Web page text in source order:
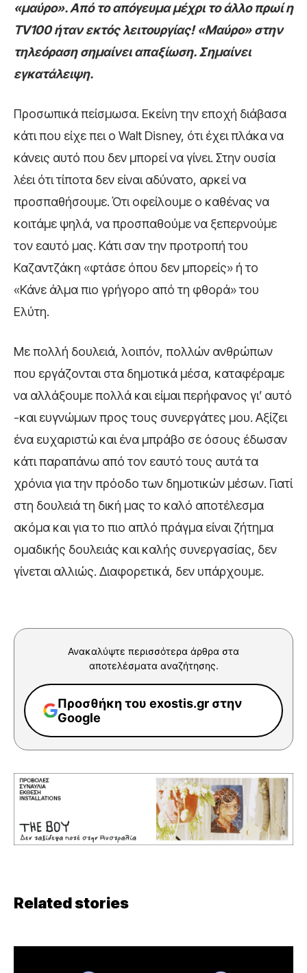
«μαύρο». Από το απόγευμα μέχρι το άλλο πρωί η
ΤV100 ήταν εκτός λειτουργίας! «Μαύρο» στην
τηλεόραση σημαίνει απαξίωση. Σημαίνει
εγκατάλειψη.
Προσωπικά πείσμωσα. Εκείνη την εποχή διάβασα
κάτι που είχε πει ο Walt Disney, ότι έχει πλάκα να
κάνεις αυτό που δεν μπορεί να γίνει. Στην ουσία
λέει ότι τίποτα δεν είναι αδύνατο, αρκεί να
προσπαθήσουμε. Ότι οφείλουμε ο καθένας να
κοιτάμε ψηλά, να προσπαθούμε να ξεπερνούμε
τον εαυτό μας. Κάτι σαν την προτροπή του
Καζαντζάκη «φτάσε όπου δεν μπορείς» ή το
«Κάνε άλμα πιο γρήγορο από τη φθορά» του
Ελύτη.
Με πολλή δουλειά, λοιπόν, πολλών ανθρώπων
που εργάζονται στα δημοτικά μέσα, καταφέραμε
να αλλάξουμε πολλά και είμαι περήφανος γι’ αυτό
-και ευγνώμων προς τους συνεργάτες μου. Αξίζει
ένα ευχαριστώ και ένα μπράβο σε όσους έδωσαν
κάτι παραπάνω από τον εαυτό τους αυτά τα
χρόνια για την πρόοδο των δημοτικών μέσων. Γιατί
στη δουλειά τη δική μας το καλό αποτέλεσμα
ακόμα και για το πιο απλό πράγμα είναι ζήτημα
ομαδικής δουλειάς και καλής συνεργασίας, δεν
γίνεται αλλιώς. Διαφορετικά, δεν υπάρχουμε.
Ανακαλύψτε περισσότερα άρθρα στα
αποτελέσματα αναζήτησης.
Προσθήκη του exostis.gr στην
Google
Related stories